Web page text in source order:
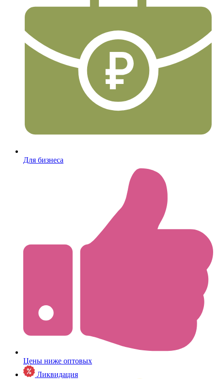
Для бизнеса
Цены ниже оптовых
Ликвидация